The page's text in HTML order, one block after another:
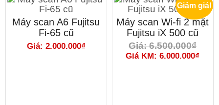
Máy scan A6 Fujitsu
Fi-65 cũ
Giá: 2.000.000₫
Giảm giá!
Máy scan Wi-fi 2 mặt
Fujitsu iX 500 cũ
Giá: 6.500.000₫
Giá KM: 6.000.000₫